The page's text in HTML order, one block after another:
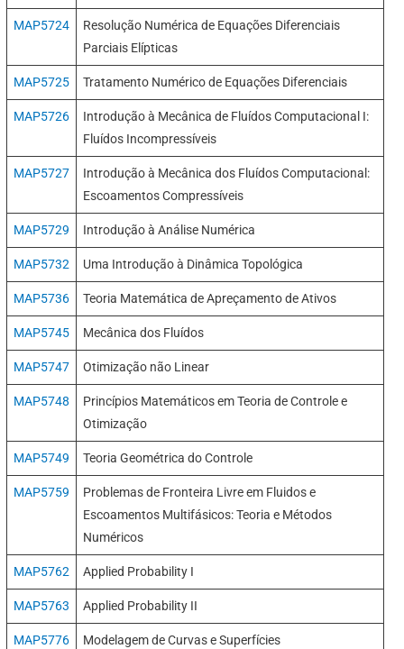
MAP5724
Resolução Numérica de Equações Diferenciais
Parciais Elípticas
MAP5725 Tratamento Numérico de Equações Diferenciais
MAP5726
Introdução à Mecânica de Fluídos Computacional I:
Fluídos Incompressíveis
MAP5727
Introdução à Mecânica dos Fluídos Computacional:
Escoamentos Compressíveis
MAP5729 Introdução à Análise Numérica
MAP5732 Uma Introdução à Dinâmica Topológica
MAP5736 Teoria Matemática de Apreçamento de Ativos
MAP5745 Mecânica dos Fluídos
MAP5747 Otimização não Linear
MAP5748
Princípios Matemáticos em Teoria de Controle e
Otimização
MAP5749 Teoria Geométrica do Controle
MAP5759
Problemas de Fronteira Livre em Fluidos e
Escoamentos Multifásicos: Teoria e Métodos
Numéricos
MAP5762 Applied Probability I
MAP5763 Applied Probability II
MAP5776 Modelagem de Curvas e Superfícies